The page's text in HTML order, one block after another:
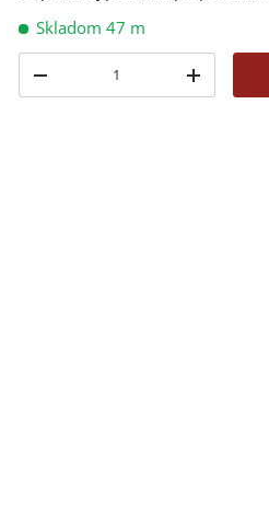
Skladom 47 m
-
+